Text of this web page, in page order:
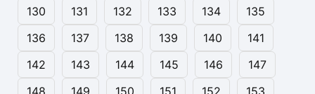
130
131 132 133 134
135
136
137 138 139 140
141
142
143 144 145 146
147
148
149 150 151 152
153